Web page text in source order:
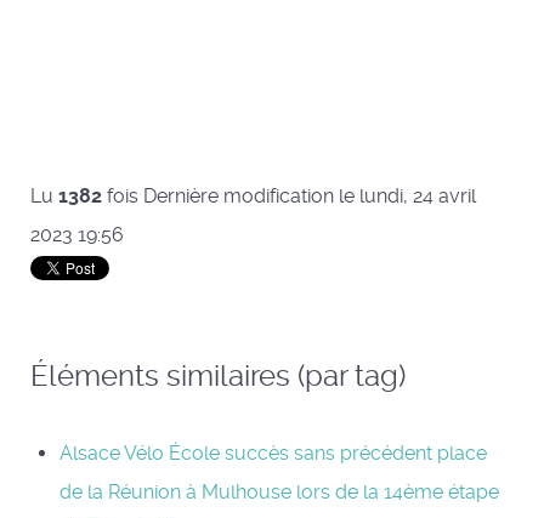
Lu 1382 fois Dernière modification le lundi, 24 avril
2023 19:56
Éléments similaires (par tag)
Alsace Vélo École succès sans précédent place
de la Réunion à Mulhouse lors de la 14ème étape